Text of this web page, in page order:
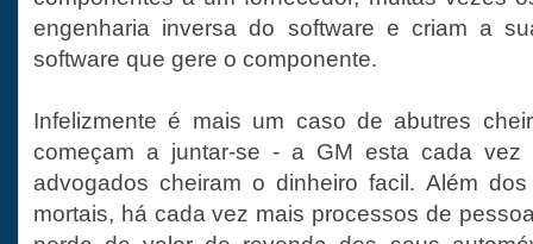
engenharia inversa do software e criam a
software que gere o componente.
Infelizmente é mais um caso de abutres
começam a juntar-se - a GM esta cada vez
advogados cheiram o dinheiro facil. Além
mortais, há cada vez mais processos de